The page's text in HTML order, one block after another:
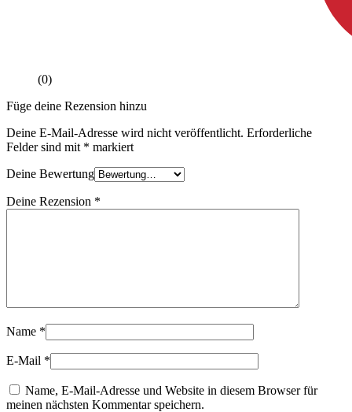
(0)
Füge deine Rezension hinzu
Deine E-Mail-Adresse wird nicht veröffentlicht. Erforderliche
Felder sind mit * markiert
Deine Bewertung
Deine Rezension *
Name *
E-Mail *
Name, E-Mail-Adresse und Website in diesem Browser für
meinen nächsten Kommentar speichern.